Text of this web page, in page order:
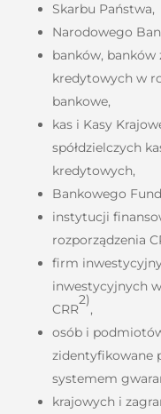
Skarbu Państwa,
Narodowego
banków,
kredytowych w
bankowe,
kas i Kasy
spółdzielczych
kredytowych,
Bankowego
instytucji
rozporządzenia
firm
inwestycyjnych
CRR
2)
,
osób i
zidentyfikowane
systemem
krajowych i